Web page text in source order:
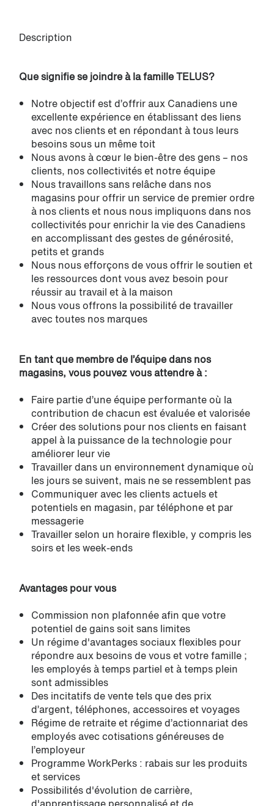
Description
Que signifie se joindre à la famille TELUS?
Notre objectif est d’offrir aux Canadiens une
excellente expérience en établissant des liens
avec nos clients et en répondant à tous leurs
besoins sous un même toit
Nous avons à cœur le bien-être des gens – nos
clients, nos collectivités et notre équipe
Nous travaillons sans relâche dans nos
magasins pour offrir un service de premier ordre
à nos clients et nous nous impliquons dans nos
collectivités pour enrichir la vie des Canadiens
en accomplissant des gestes de générosité,
petits et grands
Nous nous efforçons de vous offrir le soutien et
les ressources dont vous avez besoin pour
réussir au travail et à la maison
Nous vous offrons la possibilité de travailler
avec toutes nos marques
En tant que membre de l’équipe dans nos
magasins, vous pouvez vous attendre à :
Faire partie d’une équipe performante où la
contribution de chacun est évaluée et valorisée
Créer des solutions pour nos clients en faisant
appel à la puissance de la technologie pour
améliorer leur vie
Travailler dans un environnement dynamique où
les jours se suivent, mais ne se ressemblent pas
Communiquer avec les clients actuels et
potentiels en magasin, par téléphone et par
messagerie
Travailler selon un horaire flexible, y compris les
soirs et les week-ends
Avantages pour vous
Commission non plafonnée afin que votre
potentiel de gains soit sans limites
Un régime d'avantages sociaux flexibles pour
répondre aux besoins de vous et votre famille ;
les employés à temps partiel et à temps plein
sont admissibles
Des incitatifs de vente tels que des prix
d’argent, téléphones, accessoires et voyages
Régime de retraite et régime d’actionnariat des
employés avec cotisations généreuses de
l’employeur
Programme WorkPerks : rabais sur les produits
et services
Possibilités d'évolution de carrière,